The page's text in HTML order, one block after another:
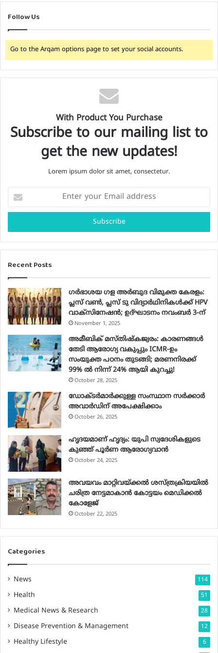
Follow Us
Go to the Arqam options page to set your social accounts.
With Product You Purchase
Subscribe to our mailing list to
get the new updates!
Lorem ipsum dolor sit amet, consectetur.
t
r
y
u
m
a
i
l
a
d
d
r
Recent Posts
ഗർഭാശയ ഗള അർബുദ വിമുക്ത കേരളം:
പ്ലസ് വൺ, പ്ലസ് ടു വിദ്യാർഥിനികൾക്ക് HPV
വാക്‌സിനേഷൻ; ഉദ്ഘാടനം നവംബർ 3-ന്
November 1, 2025
അമീബിക് മസ്തിഷ്കജ്വരം: കാരണങ്ങൾ
തേടി ആരോഗ്യ വകുപ്പും ICMR-ഉം
സംയുക്ത പഠനം തുടങ്ങി; മരണനിരക്ക്
99% ൽ നിന്ന് 24% ആയി കുറച്ചു!
October 28, 2025
ഡോക്ടർമാർക്കുള്ള സംസ്ഥാന സർക്കാർ
അവാർഡിന് അപേക്ഷിക്കാം
October 26, 2025
ഹൃദയമാണ് ഹൃദ്യം: യുപി സ്വദേശികളുടെ
കുഞ്ഞ് പൂര്‍ണ ആരോഗ്യവാന്‍
October 24, 2025
അവയവം മാറ്റിവയ്ക്കല്‍ ശസ്ത്രക്രിയയില്‍
ചരിത്ര നേട്ടമാകാന്‍ കോട്ടയം മെഡിക്കല്‍
കോളേജ്
October 22, 2025
Categories
News 114
Health 51
Medical News & Research 28
Disease Prevention & Management 12
Healthy Lifestyle 6